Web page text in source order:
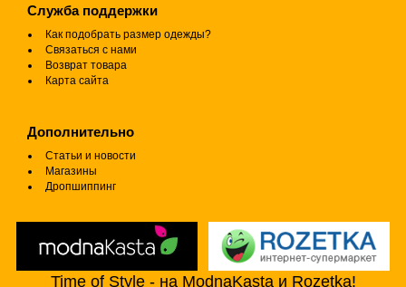
Служба поддержки
Как подобрать размер одежды?
Связаться с нами
Возврат товара
Карта сайта
Дополнительно
Статьи и новости
Магазины
Дропшиппинг
Time of Style - на ModnaKasta и Rozetka!